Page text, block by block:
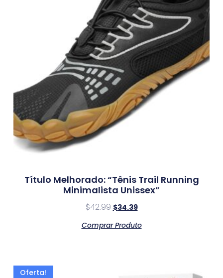
Título Melhorado: “Tênis Trail Running
Minimalista Unissex”
$42.99 $34.39
Comprar Produto
Oferta!